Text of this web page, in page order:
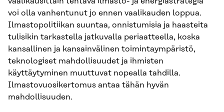
voi olla vanhentunut jo ennen vaalikauden loppua.
Ilmastopolitiikan suuntaa, onnistumisia ja haasteita
tulisikin tarkastella jatkuvalla periaatteella, koska
kansallinen ja kansainvälinen toimintaympäristö,
teknologiset mahdollisuudet ja ihmisten
käyttäytyminen muuttuvat nopealla tahdilla.
Ilmastovuosikertomus antaa tähän hyvän
mahdollisuuden.